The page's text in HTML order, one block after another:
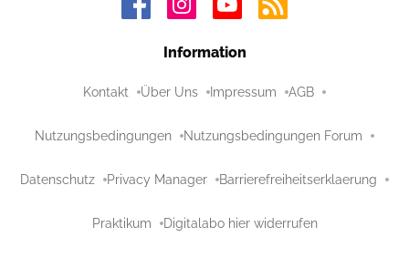
Information
Kontakt Über Uns Impressum AGB
Nutzungsbedingungen Nutzungsbedingungen Forum
Datenschutz Privacy Manager Barrierefreiheitserklaerung
Praktikum Digitalabo hier widerrufen